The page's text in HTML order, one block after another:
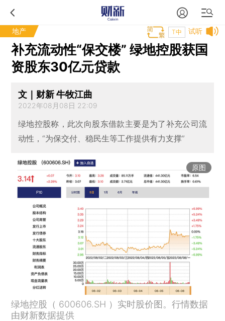
地产 试听
T中
补充流动性“保交楼” 绿地控股获国
资股东30亿元贷款
文｜财新 牛牧江曲
2022年08月08日 22:09
绿地控股称，此次向股东借款主要是为了补充公司流
动性，“为保交付、稳民生等工作提供有力支撑”
原图
绿地控股（ 600606.SH ）实时股价图。行情数据
由财新数据提供